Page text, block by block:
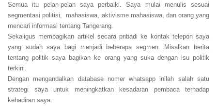
Semua itu pelan-pelan saya perbaiki. Saya mulai menulis sesuai
segmentasi politisi, mahasiswa, aktivisme mahasiswa, dan orang yang
mencari informasi tentang Tangerang.
Sekaligus membagikan artikel secara pribadi ke kontak telepon saya
yang sudah saya bagi menjadi beberapa segmen. Misalkan berita
tentang politik saya bagikan ke orang yang suka dengan isu politik
terkini.
Dengan mengandalkan database nomer whatsapp inilah salah satu
strategi saya untuk meningkatkan kesadaran pembaca terhadap
kehadiran saya.